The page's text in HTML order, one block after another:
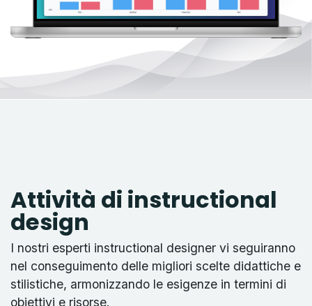
Attività di instructional
design
I nostri esperti instructional designer vi seguiranno
nel conseguimento delle migliori scelte didattiche e
stilistiche, armonizzando le esigenze in termini di
obiettivi e risorse.